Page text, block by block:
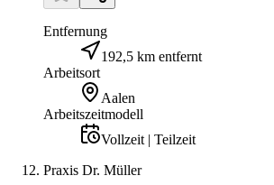
Entfernung
192,5 km entfernt
Arbeitsort
Aalen
Arbeitszeitmodell
Vollzeit | Teilzeit
Praxis Dr. Müller